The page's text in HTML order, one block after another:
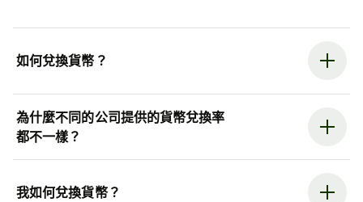
如何兌換貨幣？
為什麼不同的公司提供的貨幣兌換率
都不一樣？
我如何兌換貨幣？